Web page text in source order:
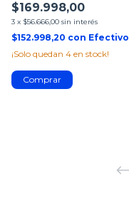
$169.998,00
3 x $56.666,00 sin interés
$152.998,20 con Efectivo
¡Solo quedan 4 en stock!